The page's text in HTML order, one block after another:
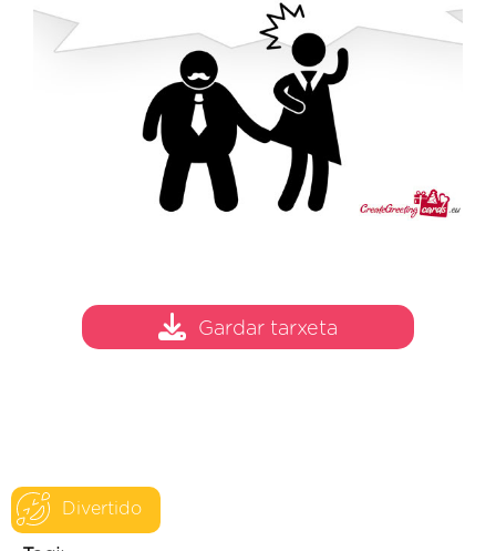
Divertido
Gardar tarxeta